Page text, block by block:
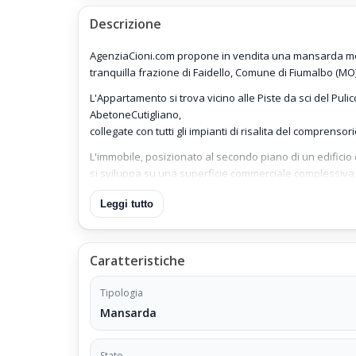
Descrizione
AgenziaCioni.com propone in vendita una mansarda
tranquilla frazione di Faidello, Comune di Fiumalbo
L'Appartamento si trova vicino alle Piste da sci del
AbetoneCutigliano,
collegate con tutti gli impianti di risalita del
L'immobile, posizionato al secondo piano di un edificio
si sviluppa su una superficie commerciale complessiva
comprensivi di una Mansarda sottotetto soppalcato
La mansarda si compone di due locali ben distribuiti:
al Piano Mansarda sottotetto abitabile, al quale si
Gli ambienti sono arredati e curati, garantendo
L'esposizione a est assicura una luminosità naturale
gradevole.
L’edificio in cui si trova l’immobile è in buono stato
Leggi tutto
Caratteristiche
Tipologia
Mansarda